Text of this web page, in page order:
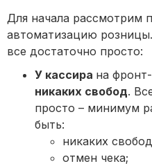
Для начала рассмотрим
автоматизацию розницы.
все достаточно просто:
У кассира на
никаких свобод.
просто – минимум
быть:
никаких
отмен чека;